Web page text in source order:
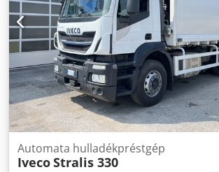
felfüggesztés - Rádiómagnó = További
Sebességváltó: Eaton FSO-4505-A, Kézi
Terjedelem: Újrahasznosítás Karosszéria
Damaeq Compact 06 Általános állapot:
állapot: nagyon jó Optikai állapot: nagyon
sérülésmentes = További információk = A
Hengerek száma: 4 Motorteljesítmény:
ÖSSZTÖMEG: 8.000 kg
Automata hulladékpréstgép
IvecoStralis 330